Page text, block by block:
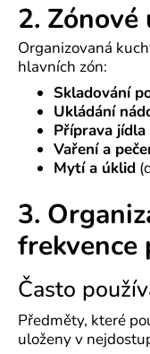
2.
Organizovaná
hlavních zón:
Skladování
Ukládání
Příprava jídla
Vaření a
Mytí a úklid
3.
frekvence
Často
Předměty, které
uloženy v